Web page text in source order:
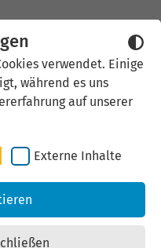
verwendet. Einige
während es uns
auf unserer
Externe Inhalte
laden
unserer
um Ihnen
Inhalte
Youtube)
(z.B. IP-